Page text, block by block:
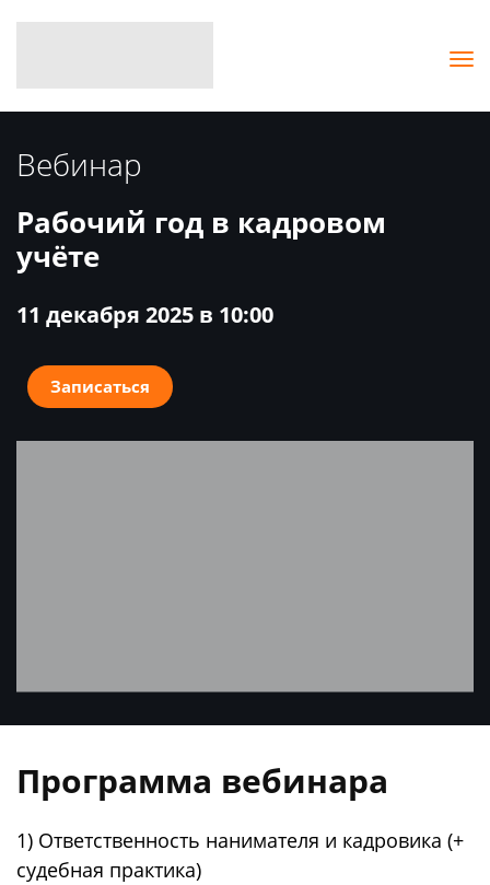
Вебинар
Рабочий год в кадровом
учёте
11 декабря 2025 в 10:00
Записаться
Программа вебинара
1) Ответственность нанимателя и кадровика (+
судебная практика)